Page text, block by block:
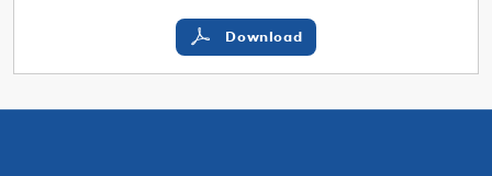
Download